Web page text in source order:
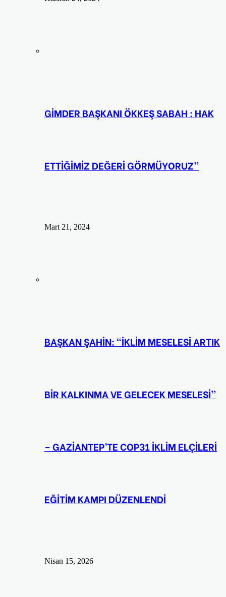
GİMDER BAŞKANI ÖKKEŞ SABAH : HAK
ETTİĞİMİZ DEĞERİ GÖRMÜYORUZ”
Mart 21, 2024
BAŞKAN ŞAHİN: “İKLİM MESELESİ ARTIK
BİR KALKINMA VE GELECEK MESELESİ”
– GAZİANTEP’TE COP31 İKLİM ELÇİLERİ
EĞİTİM KAMPI DÜZENLENDİ
Nisan 15, 2026